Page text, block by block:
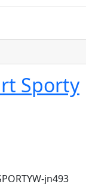
Sporty
jn493